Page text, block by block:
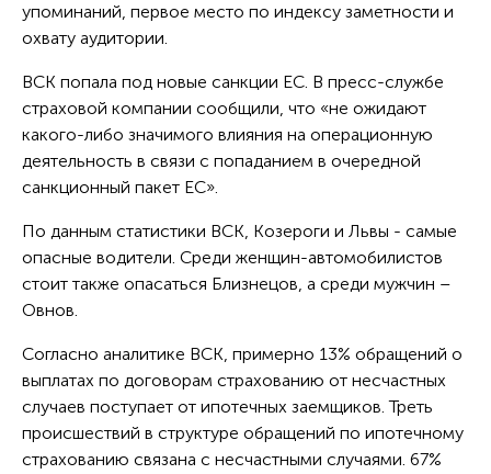
упоминаний, первое место по индексу заметности и
охвату аудитории.
ВСК попала под новые санкции ЕС. В пресс-службе
страховой компании сообщили, что «не ожидают
какого-либо значимого влияния на операционную
деятельность в связи с попаданием в очередной
санкционный пакет ЕС».
По данным статистики ВСК, Козероги и Львы - самые
опасные водители. Среди женщин-автомобилистов
стоит также опасаться Близнецов, а среди мужчин –
Овнов.
Согласно аналитике ВСК, примерно 13% обращений о
выплатах по договорам страхованию от несчастных
случаев поступает от ипотечных заемщиков. Треть
происшествий в структуре обращений по ипотечному
страхованию связана с несчастными случаями. 67%